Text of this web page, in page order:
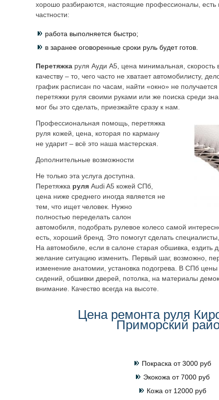
хорошо разбираются, настоящие профессионалы, есть
частности:
работа выполняется быстро;
в заранее оговоренные сроки руль будет готов.
Перетяжка руля Ауди А5, цена минимальная,
качеству – то, чего часто не хватает автомобилисту,
график расписан по часам, найти «окно» не
перетяжки руля своими руками или же поиска среди
мог бы это сделать, приезжайте сразу к нам.
Профессиональная помощь, перетяжка
руля кожей, цена, которая по карману
не ударит – всё это наша мастерская.
Дополнительные возможности
Не только эта услуга доступна.
Перетяжка руля Audi A5 кожей СПб,
цена ниже среднего иногда является не
тем, что ищет человек. Нужно
полностью переделать салон
автомобиля, подобрать рулевое колесо самой
есть, хороший бренд. Это помогут сделать
На автомобиле, если в салоне старая обшивка, ездить
желание ситуацию изменить. Первый шаг, возможно,
изменение анатомии, установка подогрева. В СПб
сидений, обшивки дверей, потолка, на материалы
внимание. Качество всегда на высоте.
Цена ремонта руля
Приморский
Покраска от 3000 руб
Экокожа от 7000 руб
Кожа от 12000 руб